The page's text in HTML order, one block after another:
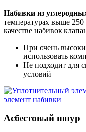
Набивки из
температурах выше
качестве набивок
При очень
использовать
Не подходит для
условий
элемент набивки
Асбестовый шнур